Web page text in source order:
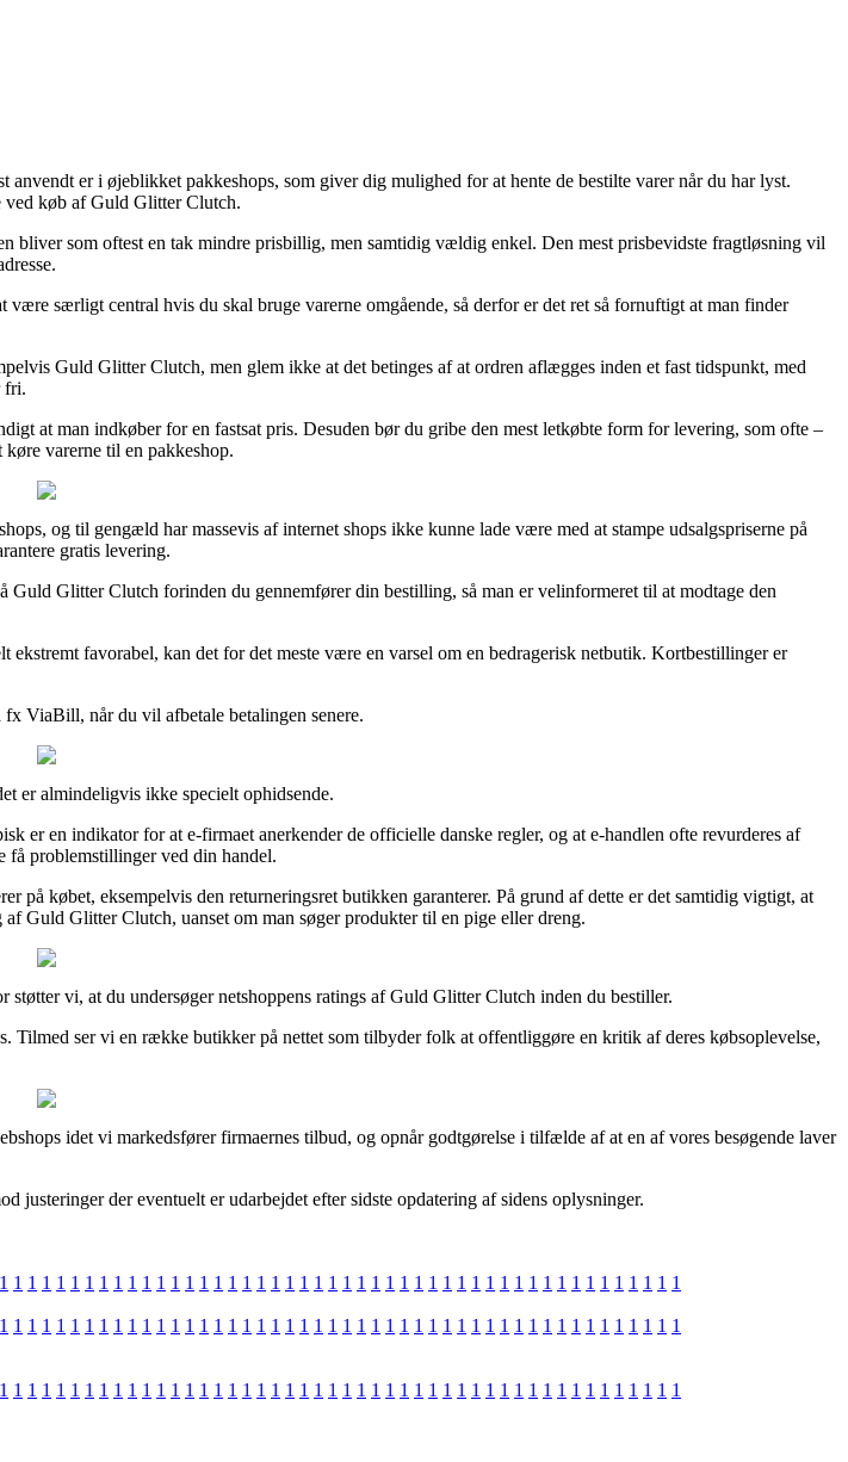
er i øjeblikket pakkeshops, som giver dig mulighed for at hente de bestilte varer når du har lyst.
ved køb af Guld Glitter Clutch.
bliver som oftest en tak mindre prisbillig, men samtidig vældig enkel. Den mest prisbevidste fragtløsning vil
særligt central hvis du skal bruge varerne omgående, så derfor er det ret så fornuftigt at man finder
Guld Glitter Clutch, men glem ikke at det betinges af at ordren aflægges inden et fast tidspunkt, med
fri.
at man indkøber for en fastsat pris. Desuden bør du gribe den mest letkøbte form for levering, som ofte –
varerne til en pakkeshop.
og til gengæld har massevis af internet shops ikke kunne lade være med at stampe udsalgspriserne på
gratis levering.
Glitter Clutch forinden du gennemfører din bestilling, så man er velinformeret til at modtage den
favorabel, kan det for det meste være en varsel om en bedragerisk netbutik. Kortbestillinger er
ViaBill, når du vil afbetale betalingen senere.
er almindeligvis ikke specielt ophidsende.
en indikator for at e-firmaet anerkender de officielle danske regler, og at e-handlen ofte revurderes af
få problemstillinger ved din handel.
købet, eksempelvis den returneringsret butikken garanterer. På grund af dette er det samtidig vigtigt, at
Guld Glitter Clutch, uanset om man søger produkter til en pige eller dreng.
vi, at du undersøger netshoppens ratings af Guld Glitter Clutch inden du bestiller.
ser vi en række butikker på nettet som tilbyder folk at offentliggøre en kritik af deres købsoplevelse,
idet vi markedsfører firmaernes tilbud, og opnår godtgørelse i tilfælde af at en af vores besøgende laver
der eventuelt er udarbejdet efter sidste opdatering af sidens oplysninger.
1 1 1 1 1 1 1 1 1 1 1 1 1 1 1 1 1 1 1 1 1 1 1 1 1 1 1 1 1 1 1 1 1 1 1 1 1 1 1 1 1 1 1 1 1 1 1 1
1 1 1 1 1 1 1 1 1 1 1 1 1 1 1 1 1 1 1 1 1 1 1 1 1 1 1 1 1 1 1 1 1 1 1 1 1 1 1 1 1 1 1 1 1 1 1 1
1 1 1 1 1 1 1 1 1 1 1 1 1 1 1 1 1 1 1 1 1 1 1 1 1 1 1 1 1 1 1 1 1 1 1 1 1 1 1 1 1 1 1 1 1 1 1 1